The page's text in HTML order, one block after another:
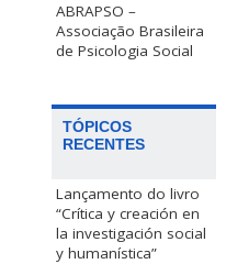
ABRAPSO –
Associação Brasileira
de Psicologia Social
TÓPICOS
RECENTES
Lançamento do livro
“Crítica y creación en
la investigación social
y humanística”